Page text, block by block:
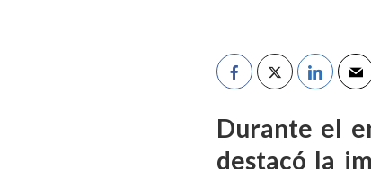
Durante el
destacó la